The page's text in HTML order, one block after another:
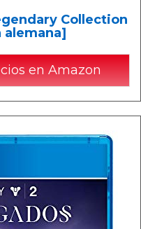
Collection
alemana]
en Amazon